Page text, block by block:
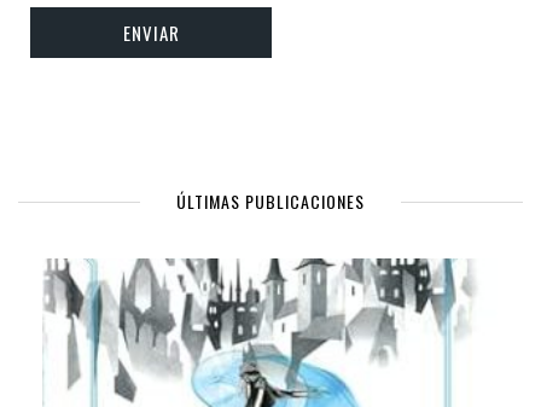
ÚLTIMAS PUBLICACIONES